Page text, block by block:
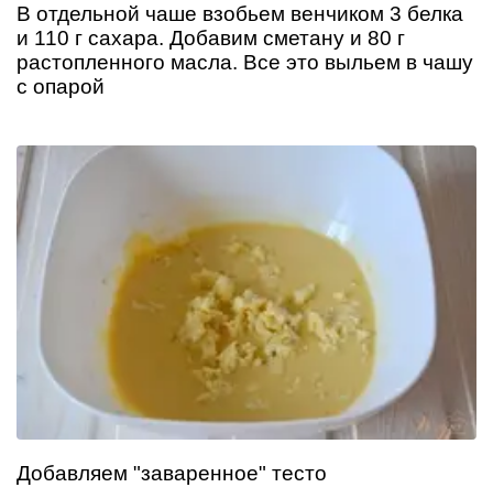
В отдельной чаше взобьем венчиком 3 белка
и 110 г сахара. Добавим сметану и 80 г
растопленного масла. Все это выльем в чашу
с опарой
Добавляем "заваренное" тесто